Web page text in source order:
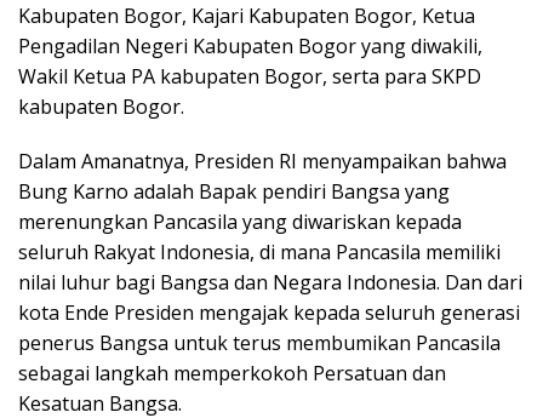
Kabupaten Bogor, Kajari Kabupaten Bogor, Ketua
Pengadilan Negeri Kabupaten Bogor yang diwakili,
Wakil Ketua PA kabupaten Bogor, serta para SKPD
kabupaten Bogor.
Dalam Amanatnya, Presiden RI menyampaikan bahwa
Bung Karno adalah Bapak pendiri Bangsa yang
merenungkan Pancasila yang diwariskan kepada
seluruh Rakyat Indonesia, di mana Pancasila memiliki
nilai luhur bagi Bangsa dan Negara Indonesia. Dan dari
kota Ende Presiden mengajak kepada seluruh generasi
penerus Bangsa untuk terus membumikan Pancasila
sebagai langkah memperkokoh Persatuan dan
Kesatuan Bangsa.